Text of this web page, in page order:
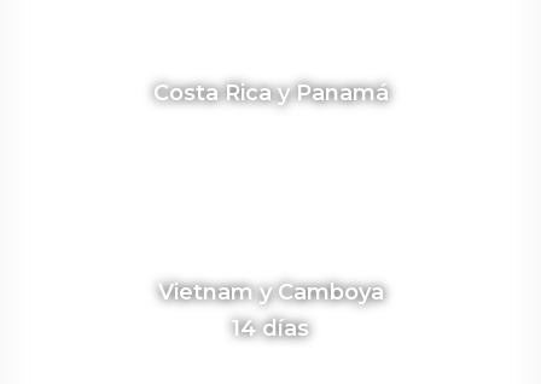
Costa Rica y Panamá
Vietnam y Camboya
14 días